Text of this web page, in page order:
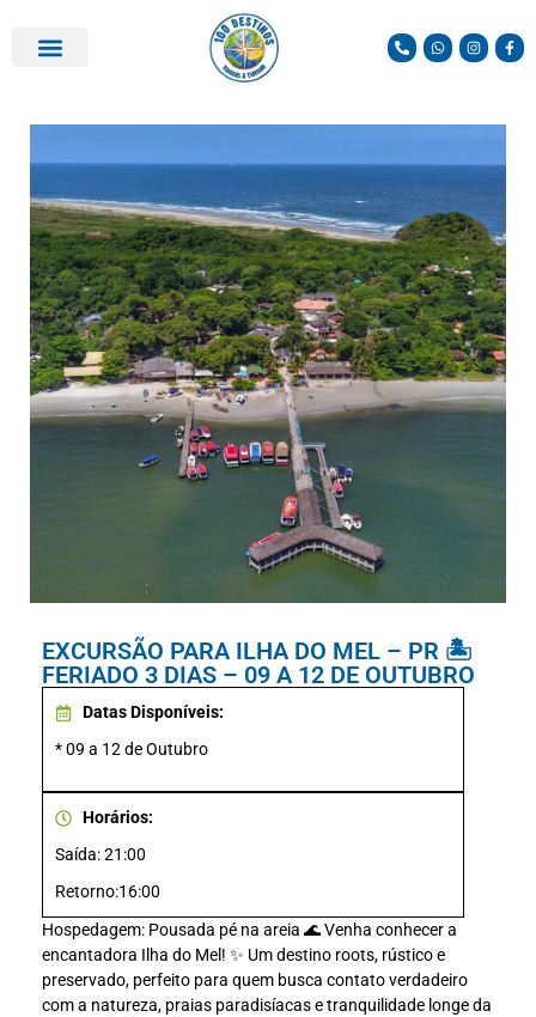
EXCURSÃO PARA ILHA DO MEL – PR 🏝️
FERIADO 3 DIAS – 09 A 12 DE OUTUBRO
Datas Disponíveis:
* 09 a 12 de Outubro
Horários:
Saída: 21:00
Retorno:16:00
Hospedagem: Pousada pé na areia 🌊 Venha conhecer a
encantadora Ilha do Mel! ✨ Um destino roots, rústico e
preservado, perfeito para quem busca contato verdadeiro
com a natureza, praias paradisíacas e tranquilidade longe da